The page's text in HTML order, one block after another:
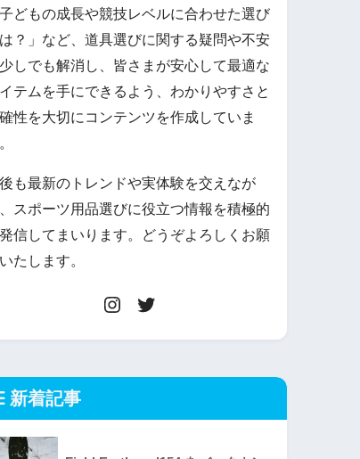
子どもの成長や競技レベルに合わせた選び
？」など、道具選びに関する疑問や不安
しでも解消し、皆さまが安心して最適な
テムを手にできるよう、わかりやすさと
性を大切にコンテンツを作成していま
も最新のトレンドや実体験を交えなが
スポーツ用品選びに役立つ情報を積極的
信してまいります。どうぞよろしくお願
たします。
新着記事